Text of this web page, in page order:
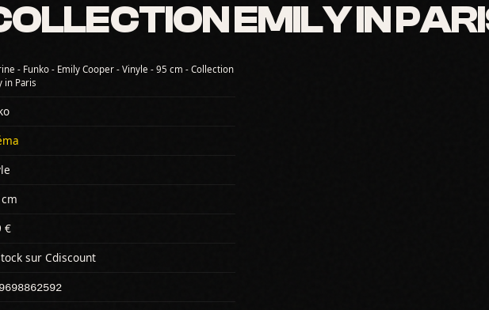
EMILY IN
- Funko - Emily Cooper - Vinyle - 95 cm - Collection
in Paris
€
sur Cdiscount